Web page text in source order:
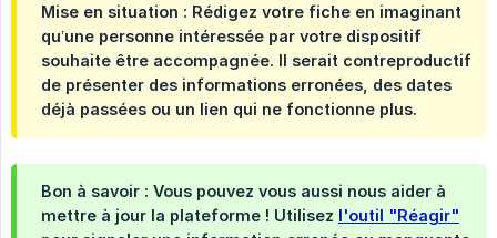
Mise en situation : Rédigez votre fiche en imaginant
qu’une personne intéressée par votre dispositif
souhaite être accompagnée. Il serait contreproductif
de présenter des informations erronées, des dates
déjà passées ou un lien qui ne fonctionne plus.
Bon à savoir : Vous pouvez vous aussi nous aider à
mettre à jour la plateforme ! Utilisez l'outil "Réagir"